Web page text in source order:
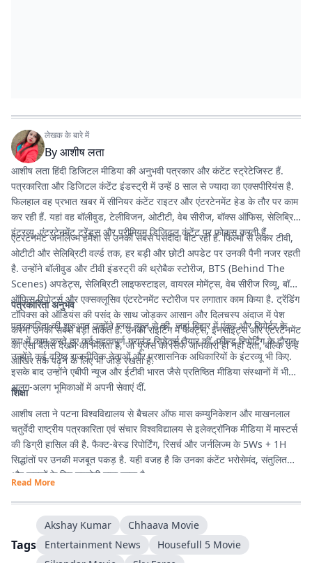
लेखक के बारे में
Byआशीष लता
आशीष लता हिंदी डिजिटल मीडिया की अनुभवी पत्रकार और कंटेंट स्ट्रेटेजिस्ट हैं.
पत्रकारिता और डिजिटल कंटेंट इंडस्ट्री में उन्हें 8 साल से ज्यादा का एक्सपीरियंस है.
फिलहाल वह प्रभात खबर में सीनियर कंटेंट राइटर और एंटरटेनमेंट हेड के तौर पर काम
कर रही हैं. यहां वह बॉलीवुड, टेलीविजन, ओटीटी, वेब सीरीज, बॉक्स ऑफिस, सेलिब्रिटी
इंटरव्यू, एंटरटेनमेंट ट्रेंड्स और प्रीमियम डिजिटल कंटेंट पर फोकस करती हैं.
एंटरटेनमेंट जर्नलिज्म हमेशा से उनकी सबसे पसंदीदा बीट रही है. फिल्मों से लेकर टीवी,
ओटीटी और सेलिब्रिटी वर्ल्ड तक, हर बड़ी और छोटी अपडेट पर उनकी पैनी नजर रहती
है. उन्होंने बॉलीवुड और टीवी इंडस्ट्री की थ्रोबैक स्टोरीज, BTS (Behind The
Scenes) अपडेट्स, सेलिब्रिटी लाइफस्टाइल, वायरल मोमेंट्स, वेब सीरीज रिव्यू, बॉक्स
ऑफिस रिपोर्ट्स और एक्सक्लूसिव एंटरटेनमेंट स्टोरीज पर लगातार काम किया है. ट्रेंडिंग
टॉपिक्स को ऑडियंस की पसंद के साथ जोड़कर आसान और दिलचस्प अंदाज में पेश
करना उनकी सबसे बड़ी ताकत है. उनकी राइटिंग में फैक्ट्स, इनसाइट्स और एंटरटेनमेंट
का ऐसा बैलेंस देखने को मिलता है, जो यूजर्स को सिर्फ जानकारी ही नहीं देता, बल्कि उन्हें
आखिर तक पढ़ने के लिए भी जोड़े रखता है.
पत्रकारिता अनुभव
पत्रकारिता की शुरुआत उन्होंने प्लस न्यूज से की, जहां बिहार में एंकर और रिपोर्टर के
रूप में काम करते हुए कई महत्वपूर्ण ग्राउंड रिपोर्ट्स तैयार कीं. फील्ड रिपोर्टिंग के दौरान
उन्होंने कई वरिष्ठ राजनीतिक नेताओं और प्रशासनिक अधिकारियों के इंटरव्यू भी किए.
इसके बाद उन्होंने एबीपी न्यूज और ईटीवी भारत जैसे प्रतिष्ठित मीडिया संस्थानों में भी
अलग-अलग भूमिकाओं में अपनी सेवाएं दीं.
शिक्षा
आशीष लता ने पटना विश्वविद्यालय से बैचलर ऑफ मास कम्युनिकेशन और माखनलाल
चतुर्वेदी राष्ट्रीय पत्रकारिता एवं संचार विश्वविद्यालय से इलेक्ट्रॉनिक मीडिया में मास्टर्स
की डिग्री हासिल की है. फैक्ट-बेस्ड रिपोर्टिंग, रिसर्च और जर्नलिज्म के 5Ws + 1H
सिद्धांतों पर उनकी मजबूत पकड़ है. यही वजह है कि उनका कंटेंट भरोसेमंद, संतुलित
और पाठकों के लिए उपयोगी माना जाता है.
Read More
Tags
Akshay Kumar
Chhaava Movie
Entertainment News
Housefull 5 Movie